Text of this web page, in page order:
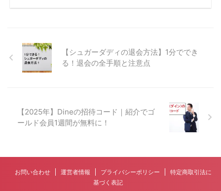
【シュガーダディの退会方法】1分ででき
る！退会の全手順と注意点
【2025年】Dineの招待コード｜紹介でゴ
ールド会員1週間が無料に！
お問い合わせ 運営者情報 プライバシーポリシー
特定商取引法に
基づく表記